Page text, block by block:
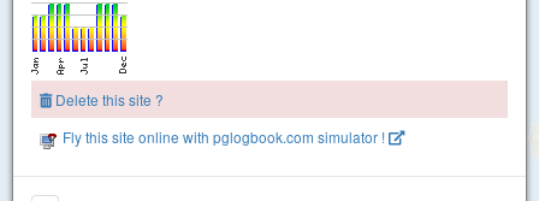
Delete this site ?
Fly this site online with pglogbook.com simulator !